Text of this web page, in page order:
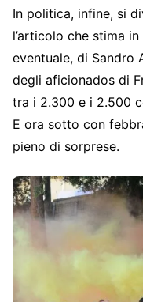
In politica, infine, si
l’articolo che stima
eventuale, di Sandro
degli aficionados di
tra i 2.300 e i 2.500
E ora sotto con
pieno di sorprese.